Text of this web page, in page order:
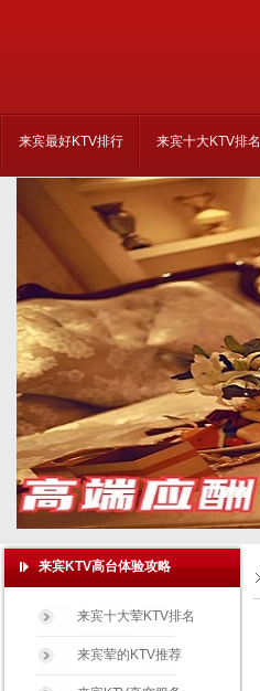
来宾最好KTV排行 来宾十大KTV排名
来宾KTV高台体验攻略
来宾十大荤KTV排名
来宾荤的KTV推荐